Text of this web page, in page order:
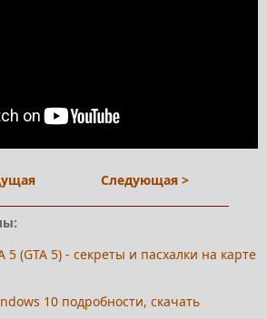
Следующая >
5 (GTA 5) - секреты и пасхалки на карте
10 подробности, скачать